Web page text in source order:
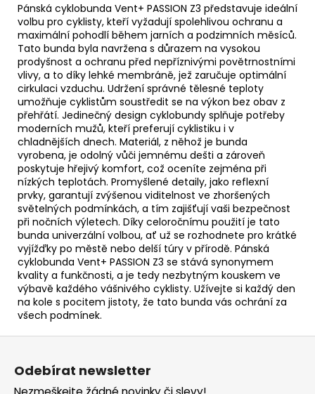
Pánská cyklobunda Vent+ PASSION Z3 představuje ideální
volbu pro cyklisty, kteří vyžadují spolehlivou ochranu a
maximální pohodlí během jarních a podzimních měsíců.
Tato bunda byla navržena s důrazem na vysokou
prodyšnost a ochranu před nepříznivými povětrnostními
vlivy, a to díky lehké membráně, jež zaručuje optimální
cirkulaci vzduchu. Udržení správné tělesné teploty
umožňuje cyklistům soustředit se na výkon bez obav z
přehřátí. Jedinečný design cyklobundy splňuje potřeby
moderních mužů, kteří preferují cyklistiku i v
chladnějších dnech. Materiál, z něhož je bunda
vyrobena, je odolný vůči jemnému dešti a zároveň
poskytuje hřejivý komfort, což oceníte zejména při
nízkých teplotách. Promyšlené detaily, jako reflexní
prvky, garantují zvýšenou viditelnost ve zhoršených
světelných podmínkách, a tím zajišťují vaši bezpečnost
při nočních výletech. Díky celoročnímu použití je tato
bunda univerzální volbou, ať už se rozhodnete pro krátké
vyjížďky po městě nebo delší túry v přírodě. Pánská
cyklobunda Vent+ PASSION Z3 se stává synonymem
kvality a funkčnosti, a je tedy nezbytným kouskem ve
výbavě každého vášnivého cyklisty. Užívejte si každý den
na kole s pocitem jistoty, že tato bunda vás ochrání za
všech podmínek.
Z
Odebírat newsletter